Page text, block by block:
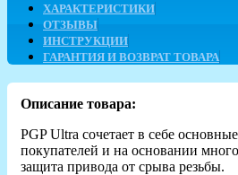
ХАРАКТЕРИСТИКИ
ОТЗЫВЫ
ИНСТРУКЦИИ
ГАРАНТИЯ И ВОЗВРАТ ТОВАРА
Описание товара:
PGP Ultra сочетает в себе
покупателей и на основании
защита привода от срыва резьбы.